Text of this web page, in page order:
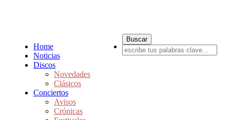
Home
Noticias
Discos
Novedades
Clásicos
Conciertos
Avisos
Crónicas